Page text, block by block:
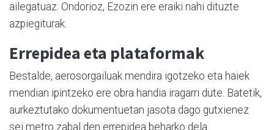
ailegatuaz. Ondorioz, Ezozin ere eraiki nahi dituzte
azpiegiturak.
Errepidea eta plataformak
Bestalde, aerosorgailuak mendira igotzeko eta haiek
mendian ipintzeko ere obra handia iragarri dute. Batetik,
aurkeztutako dokumentuetan jasota dago gutxienez
sei metro zabal den errepidea beharko dela